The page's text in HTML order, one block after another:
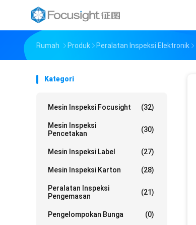
Rumah Produk Peralatan Inspeksi Elektronik
Kategori
Mesin Inspeksi Focusight (32)
Mesin Inspeksi
Pencetakan
(30)
Mesin Inspeksi Label (27)
Mesin Inspeksi Karton (28)
Peralatan Inspeksi
Pengemasan
(21)
Pengelompokan Bunga (0)